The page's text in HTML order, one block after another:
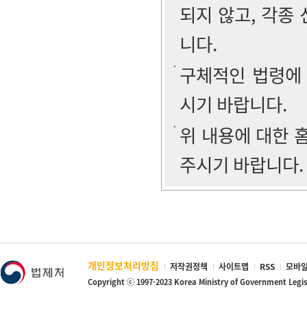
되지 않고, 각종
니다.
구체적인 법령
시기 바랍니다.
위 내용에 대한
주시기 바랍니다.
개인정보처리방침 저작권정책 사이트맵 RSS 모바
Copyright ⓒ 1997-2023 Korea Ministry of Government